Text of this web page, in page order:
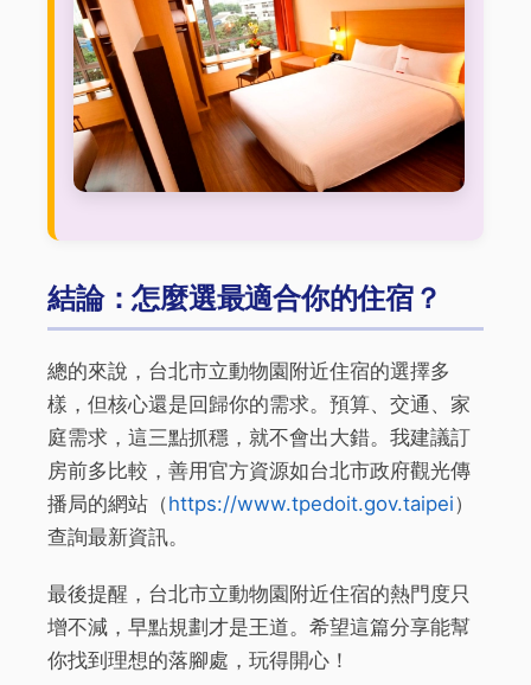
結論：怎麼選最適合你的住宿？
總的來說，台北市立動物園附近住宿的選擇多
樣，但核心還是回歸你的需求。預算、交通、家
庭需求，這三點抓穩，就不會出大錯。我建議訂
房前多比較，善用官方資源如台北市政府觀光傳
播局的網站（https://www.tpedoit.gov.taipei）
查詢最新資訊。
最後提醒，台北市立動物園附近住宿的熱門度只
增不減，早點規劃才是王道。希望這篇分享能幫
你找到理想的落腳處，玩得開心！